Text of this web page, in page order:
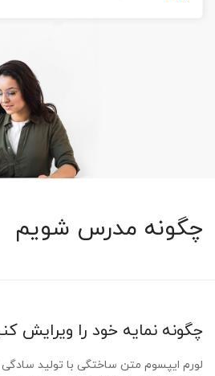
چگونه مدرس شویم
چگونه نمایه خود را ویرایش
لورم ایپسوم متن ساختگی با تولید